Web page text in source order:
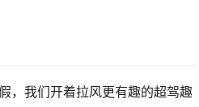
，我们开着拉风更有趣的超驾趣